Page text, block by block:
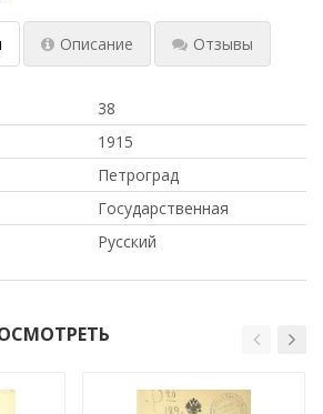
Описание Отзывы
38
1915
Петроград
Государственная
Русский